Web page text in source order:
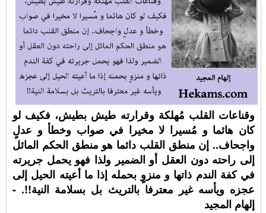
وقناعات القلب مُهلكة وقرارته طيش بطيش، فكيف لو
كان هائما و مُسيرا لا مخيرا في صواب وخطأ و عدلٍ
واجحاف.. إن منطق القلب دائما هو منطق الحكم المائل
إلى راحته دون العقل أو الضمير ولذا فهو يحمل جريرته
في كفة الندم ذاتها و منزوٍ بحمله إذا ما أعيته الحيل إلى
عجزه ويأسه غير معترفا بالتريث بل بسلامة النية!!. -
إلهام المجيد